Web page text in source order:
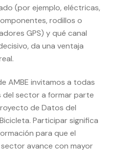
(por ejemplo, eléctricas,
rodillos o
GPS) y qué canal
da una ventaja
AMBE invitamos a todas
del sector a formar parte
de Datos del
Participar significa
para que el
avance con mayor